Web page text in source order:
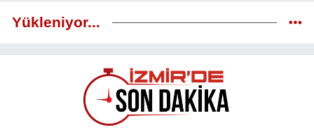
Yükleniyor...